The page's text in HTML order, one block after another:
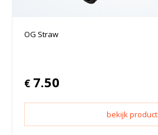
OG Straw
€ 7.50
bekijk product